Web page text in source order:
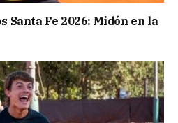
Santa Fe 2026: Midón en la